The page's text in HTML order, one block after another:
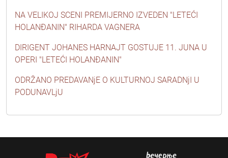
NA VELIKOJ SCENI PREMIJERNO IZVEDEN "LETEĆI
HOLANĐANIN" RIHARDA VAGNERA
DIRIGENT JOHANES HARNAJT GOSTUJE 11. JUNA U
OPERI "LETEĆI HOLANĐANIN"
ODRŽANO PREDAVANjE O KULTURNOJ SARADNjI U
PODUNAVLjU